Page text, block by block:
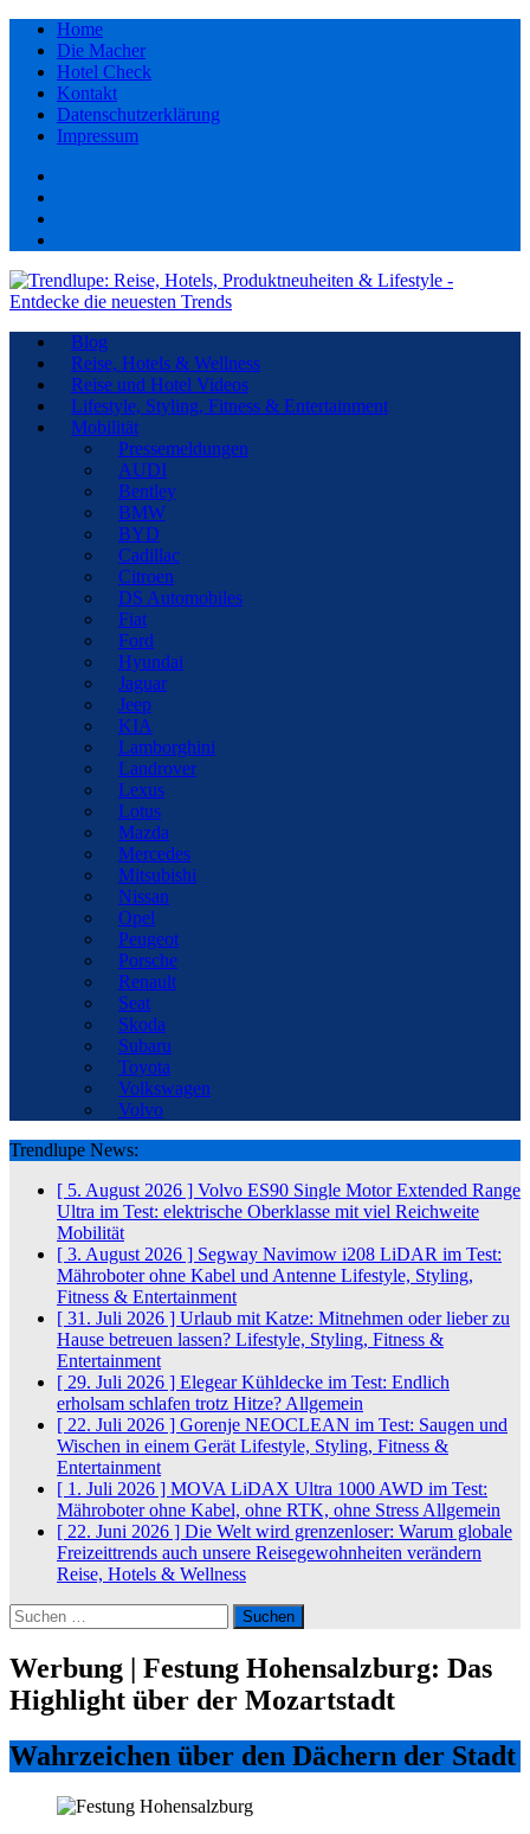
Home
Die Macher
Hotel Check
Kontakt
Datenschutzerklärung
Impressum
Blog
Reise, Hotels & Wellness
Reise und Hotel Videos
Lifestyle, Styling, Fitness & Entertainment
Mobilität
Pressemeldungen
AUDI
Bentley
BMW
BYD
Cadillac
Citroen
DS Automobiles
Fiat
Ford
Hyundai
Jaguar
Jeep
KIA
Lamborghini
Landrover
Lexus
Lotus
Mazda
Mercedes
Mitsubishi
Nissan
Opel
Peugeot
Porsche
Renault
Seat
Skoda
Subaru
Toyota
Volkswagen
Volvo
Trendlupe News:
[ 5. August 2026 ] Volvo ES90 Single Motor Extended Range
Ultra im Test: elektrische Oberklasse mit viel Reichweite
Mobilität
[ 3. August 2026 ] Segway Navimow i208 LiDAR im Test:
Mähroboter ohne Kabel und Antenne Lifestyle, Styling,
Fitness & Entertainment
[ 31. Juli 2026 ] Urlaub mit Katze: Mitnehmen oder lieber zu
Hause betreuen lassen? Lifestyle, Styling, Fitness &
Entertainment
[ 29. Juli 2026 ] Elegear Kühldecke im Test: Endlich
erholsam schlafen trotz Hitze? Allgemein
[ 22. Juli 2026 ] Gorenje NEOCLEAN im Test: Saugen und
Wischen in einem Gerät Lifestyle, Styling, Fitness &
Entertainment
[ 1. Juli 2026 ] MOVA LiDAX Ultra 1000 AWD im Test:
Mähroboter ohne Kabel, ohne RTK, ohne Stress Allgemein
[ 22. Juni 2026 ] Die Welt wird grenzenloser: Warum globale
Freizeittrends auch unsere Reisegewohnheiten verändern
Reise, Hotels & Wellness
Suchen
nach:
Werbung | Festung Hohensalzburg: Das
Highlight über der Mozartstadt
Wahrzeichen über den Dächern der Stadt